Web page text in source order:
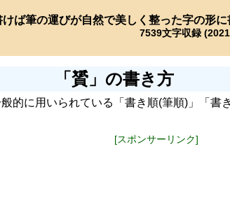
ば筆の運びが自然で美しく整った字の形に
7539文字収録
「贇」の書き方
的に用いられている「書き順(筆順)」「書
[スポンサーリンク]